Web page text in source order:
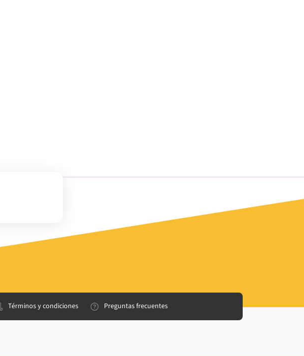
Términos y condiciones Preguntas frecuentes